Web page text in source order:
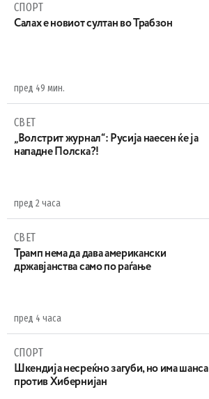
СПОРТ
Салах е новиот султан во Трабзон
пред 49 мин.
СВЕТ
„Волстрит журнал“: Русија наесен ќе ја
нападне Полска?!
пред 2 часа
СВЕТ
Трамп нема да дава американски
државјанства само по раѓање
пред 4 часа
СПОРТ
Шкендија несреќно загуби, но има шанса
против Хибернијан